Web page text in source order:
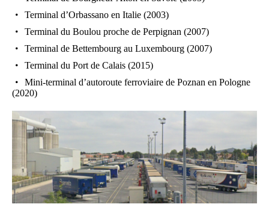
Terminal d’Orbassano en Italie (2003)
Terminal du Boulou proche de Perpignan (2007)
Terminal de Bettembourg au Luxembourg (2007)
Terminal du Port de Calais (2015)
Mini-terminal d’autoroute ferroviaire de Poznan en Pologne
(2020)